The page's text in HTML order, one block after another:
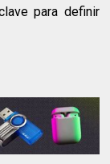
para definir